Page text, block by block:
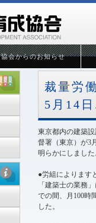
協会からのお知らせ
裁量労
5月14日
東京都内の建築
督署（東京）が3
明らかにしました
●労組によります
「建築士の業務
での間、月100時
した。